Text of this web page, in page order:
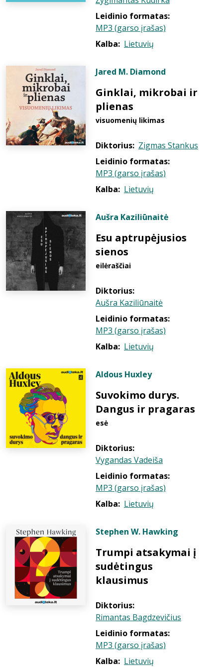
Leidinio formatas:
MP3 (garso įrašas)
Kalba: Lietuvių
Jared M. Diamond
Ginklai, mikrobai ir
plienas
visuomenių likimas
Diktorius: Zigmas Stankus
Leidinio formatas:
MP3 (garso įrašas)
Kalba: Lietuvių
Aušra Kaziliūnaitė
Esu aptrupėjusios
sienos
eilėraščiai
Diktorius:
Aušra Kaziliūnaitė
Leidinio formatas:
MP3 (garso įrašas)
Kalba: Lietuvių
Aldous Huxley
Suvokimo durys.
Dangus ir pragaras
esė
Diktorius:
Vygandas Vadeiša
Leidinio formatas:
MP3 (garso įrašas)
Kalba: Lietuvių
Stephen W. Hawking
Trumpi atsakymai į
sudėtingus
klausimus
Diktorius:
Rimantas Bagdzevičius
Leidinio formatas:
MP3 (garso įrašas)
Kalba: Lietuvių